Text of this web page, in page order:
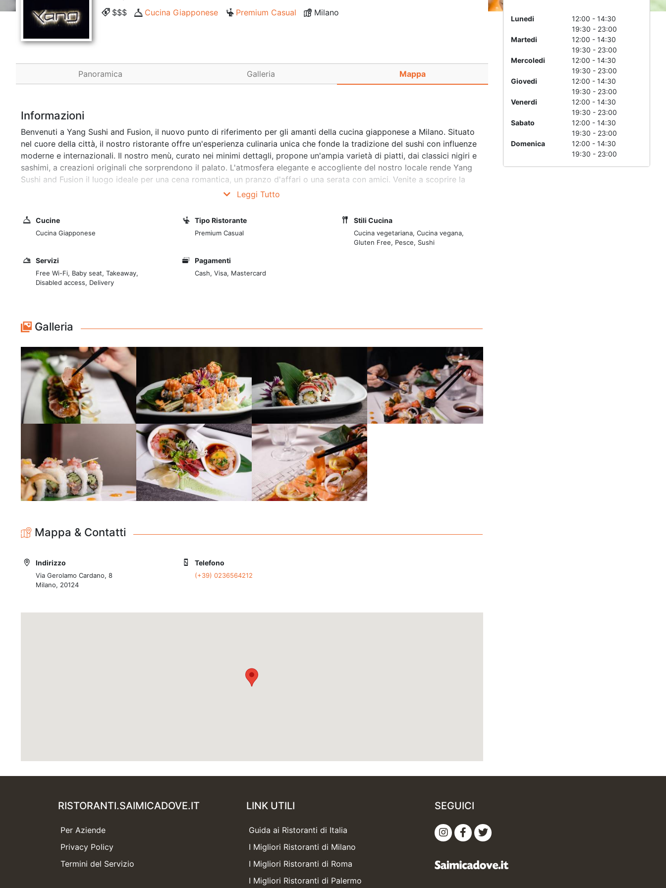
$$$ Cucina Giapponese Premium Casual Milano
Panoramica Galleria Mappa
Informazioni
Benvenuti a Yang Sushi and Fusion, il nuovo punto di riferimento per gli amanti della cucina giapponese a Milano. Situato
nel cuore della città, il nostro ristorante offre un'esperienza culinaria unica che fonde la tradizione del sushi con influenze
moderne e internazionali. Il nostro menù, curato nei minimi dettagli, propone un'ampia varietà di piatti, dai classici nigiri e
sashimi, a creazioni originali che sorprendono il palato. L'atmosfera elegante e accogliente del nostro locale rende Yang
Sushi and Fusion il luogo ideale per una cena romantica, un pranzo d'affari o una serata con amici. Venite a scoprire la
nostra passione per il cibo e lasciatevi conquistare dai sapori unici di Yang Sushi and Fusion.
Leggi Tutto
Cucine
Cucina Giapponese
Tipo Ristorante
Premium Casual
Stili Cucina
Cucina vegetariana, Cucina vegana,
Gluten Free, Pesce, Sushi
Servizi
Free Wi-Fi, Baby seat, Takeaway,
Disabled access, Delivery
Pagamenti
Cash, Visa, Mastercard
Galleria
Mappa & Contatti
Indirizzo
Via Gerolamo Cardano, 8
Milano, 20124
Telefono
(+39) 0236564212
Lunedi
12:00 - 14:30
19:30 - 23:00
Martedi
12:00 - 14:30
19:30 - 23:00
Mercoledi
12:00 - 14:30
19:30 - 23:00
Giovedi
12:00 - 14:30
19:30 - 23:00
Venerdi
12:00 - 14:30
19:30 - 23:00
Sabato
12:00 - 14:30
19:30 - 23:00
Domenica
12:00 - 14:30
19:30 - 23:00
RISTORANTI.SAIMICADOVE.IT
Per Aziende
Privacy Policy
Termini del Servizio
LINK UTILI
Guida ai Ristoranti di Italia
I Migliori Ristoranti di Milano
I Migliori Ristoranti di Roma
I Migliori Ristoranti di Palermo
SEGUICI